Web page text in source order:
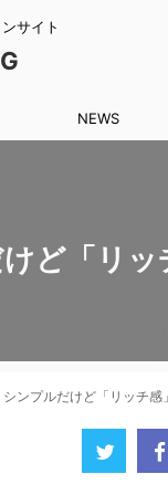
サイト
NEWS
ど「リ
シンプルだけど「リッチ感